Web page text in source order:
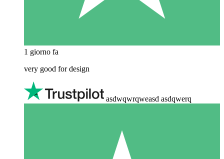
1 giorno fa
very good for design
asdwqwrqweasd asdqwerq